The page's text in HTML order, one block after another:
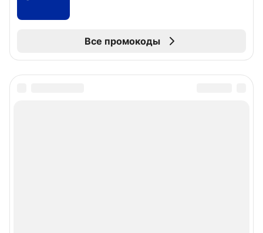
Все промокоды